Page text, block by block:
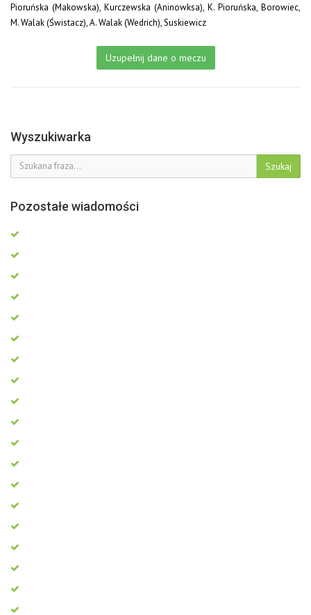
Pioruńska (Makowska), Kurczewska (Aninowksa), K. Pioruńska, Borowiec,
M. Walak (Świstacz), A. Walak (Wedrich), Suskiewicz
Uzupełnij dane o meczu
Wyszukiwarka
Szukaj
Pozostałe wiadomości